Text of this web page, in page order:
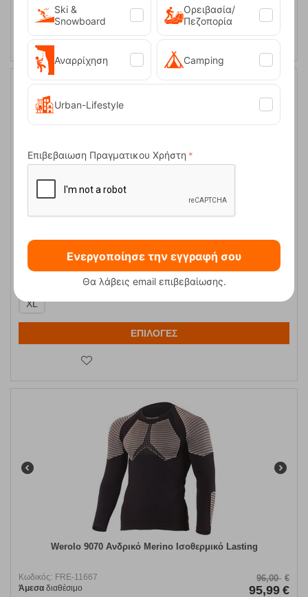
ΕΠΙΛΟΓΕΣ
FRE-10655
Άμεσα
104,94
XL
ΕΠΙΛΟΓΕΣ
Werolo 9070 Ανδρικό Merino Ισοθερμικό Lasting
Κωδικός: FRE-11667
Άμεσα διαθέσιμο
96,00 €
95,99 €
Ski &
Snowboard
Ορειβασία/
Πεζοπορία
Αναρρίχηση Camping
Urban-Lifestyle
Επιβεβαιωση Πραγματικου Χρήστη
Ενεργοποίησε την εγγραφή σου
Θα λάβεις email επιβεβαίωσης.